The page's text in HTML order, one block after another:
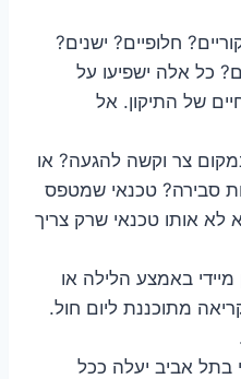
חלופיים? ישנים?
כל אלה ישפיעו על
של התיקון. אל
צר וקשה להגעה? או
סבירה? טכנאי שמטפס
לא אותו טכנאי שרק צריך
מיידי באמצע הלילה או
מתוכננת ליום חול.
בתל אביב יעלה ככל